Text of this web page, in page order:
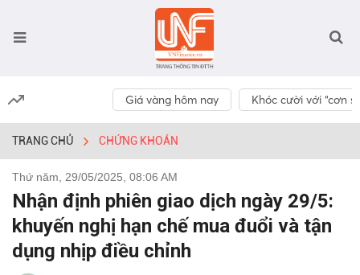
Giá vàng hôm nay Khóc cười với “cơn
TRANG CHỦ CHỨNG KHOÁN
Thứ năm, 29/05/2025, 08:06 AM
Nhận định phiên giao dịch ngày 29/5:
khuyến nghị hạn chế mua đuổi và tận
dụng nhịp điều chỉnh